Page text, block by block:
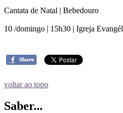
Cantata de Natal | Bebedouro
10 /domingo | 15h30 | Igreja
voltar ao topo
Saber...